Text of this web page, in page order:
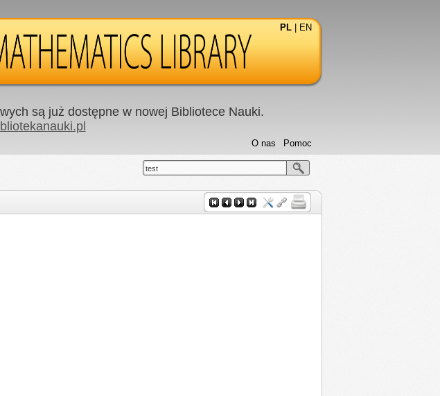
PL EN
są już dostępne w nowej Bibliotece Nauki.
Pomoc
O nas
test